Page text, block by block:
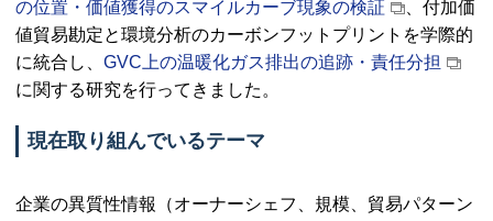
の位置・価値獲得のスマイルカーブ現象の検証
、付加価
値貿易勘定と環境分析のカーボンフットプリントを学際的
に統合し、 GVC上の温暖化ガス排出の追跡・責任分担
に関する研究を行ってきました。
現在取り組んでいるテーマ
企業の異質性情報（オーナーシェフ、規模、貿易パターン